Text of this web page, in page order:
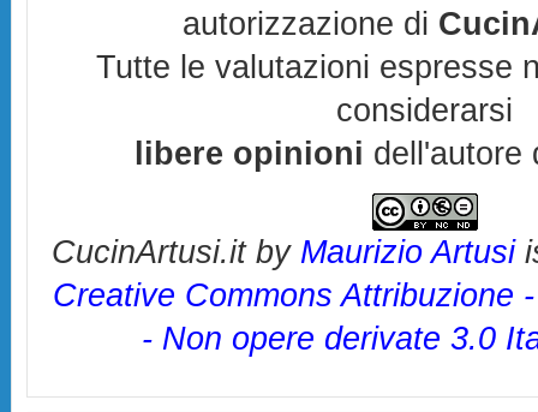
autorizzazione di
Tutte le valutazioni espresse
considerarsi
libere opinioni dell'autore
CucinArtusi.itby Maurizio Artusi
Creative Commons Attribuzione
- Non opere derivate 3.0